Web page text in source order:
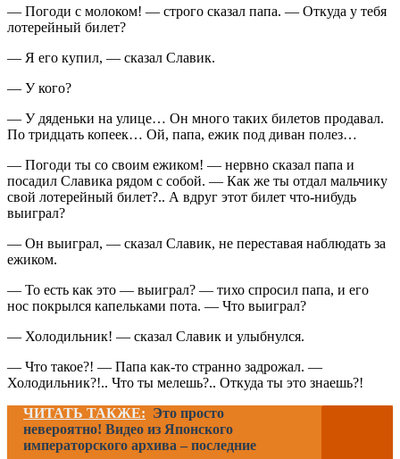
— Погоди с молоком! — строго сказал папа. — Откуда у тебя
лотерейный билет?
— Я его купил, — сказал Славик.
— У кого?
— У дяденьки на улице… Он много таких билетов продавал.
По тридцать копеек… Ой, папа, ежик под диван полез…
— Погоди ты со своим ежиком! — нервно сказал папа и
посадил Славика рядом с собой. — Как же ты отдал мальчику
свой лотерейный билет?.. А вдруг этот билет что-нибудь
выиграл?
— Он выиграл, — сказал Славик, не переставая наблюдать за
ежиком.
— То есть как это — выиграл? — тихо спросил папа, и его
нос покрылся капельками пота. — Что выиграл?
— Холодильник! — сказал Славик и улыбнулся.
— Что такое?! — Папа как-то странно задрожал. —
Холодильник?!.. Что ты мелешь?.. Откуда ты это знаешь?!
ЧИТАТЬ ТАКЖЕ: Это просто
невероятно! Видео из Японского
императорского архива – последние